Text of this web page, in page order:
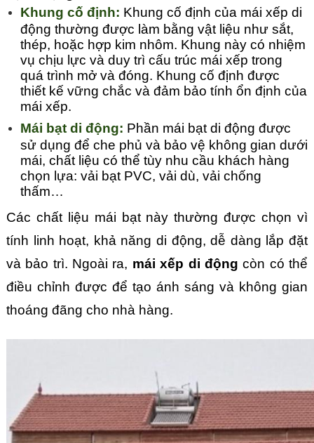
Khung cố định: Khung cố định của mái xếp di
động thường được làm bằng vật liệu như sắt,
thép, hoặc hợp kim nhôm. Khung này có nhiệm
vụ chịu lực và duy trì cấu trúc mái xếp trong
quá trình mở và đóng. Khung cố định được
thiết kế vững chắc và đảm bảo tính ổn định của
mái xếp.
Mái bạt di động: Phần mái bạt di động được
sử dụng để che phủ và bảo vệ không gian dưới
mái, chất liệu có thể tùy nhu cầu khách hàng
chọn lựa: vải bạt PVC, vải dù, vải chống
thấm…
Các chất liệu mái bạt này thường được chọn vì
tính linh hoạt, khả năng di động, dễ dàng lắp đặt
và bảo trì. Ngoài ra, mái xếp di động còn có thể
điều chỉnh được để tạo ánh sáng và không gian
thoáng đãng cho nhà hàng.